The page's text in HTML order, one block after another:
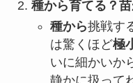
種から育てる？
種から挑戦す
は驚くほど極
いに細かいか